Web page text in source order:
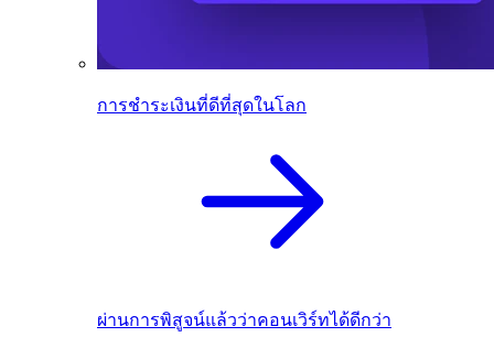
การชำระเงินที่ดีที่สุดในโลก
ผ่านการพิสูจน์แล้วว่าคอนเวิร์ทได้ดีกว่า